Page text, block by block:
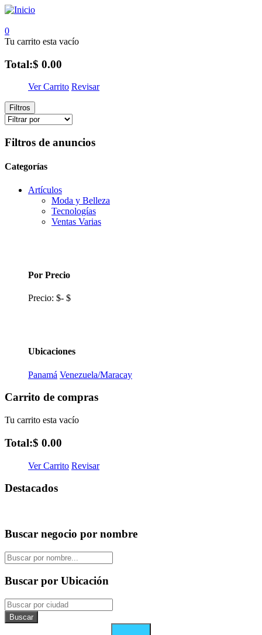
0
Tu carrito esta vacío
Total:$ 0.00
Ver Carrito Revisar
Filtros
Filtros de anuncios
Categorías
Artículos
Moda y Belleza
Tecnologí­as
Ventas Varias
Por Precio
Precio: $- $
Ubicaciones
Panamá Venezuela/Maracay
Carrito de compras
Tu carrito esta vacío
Total:$ 0.00
Ver Carrito Revisar
Destacados
Buscar negocio por nombre
Buscar por Ubicación
Buscar